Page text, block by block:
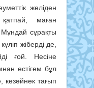
желіден
маған
Мұндай сұрақты
жіберді де,
ғой. Несіне
естігем бұл
көзәйнек тағып